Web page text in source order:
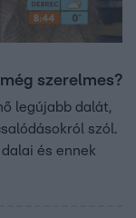
szerelmes?
legújabb dalát,
szól.
és ennek